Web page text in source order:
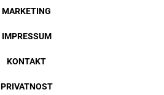
MARKETING
IMPRESSUM
KONTAKT
PRIVATNOST